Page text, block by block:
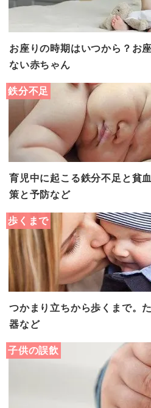
お座りの時期はいつから？お
ない赤ちゃん
鉄分不足
育児中に起こる鉄分不足と貧
策と予防など
歩くまで
つかまり立ちから歩くまで。
器など
子供の誤飲